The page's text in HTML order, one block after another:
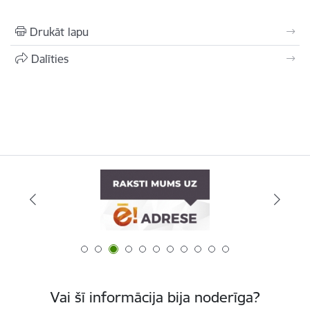
Drukāt lapu
Dalīties
Vai šī informācija bija noderīga?